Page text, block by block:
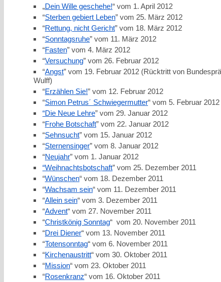
„Dein Wille geschehe!“ vom 1. April 2012
“Sterben gebiert Leben” vom 25. März 2012
“Rettung, nicht Gericht” vom 18. März 2012
“Sonntagsruhe” vom 11. März 2012
“Fasten” vom 4. März 2012
“Versuchung” vom 26. Februar 2012
“Angst” vom 19. Februar 2012 (Rücktritt von
Wulff)
“Erzählen Sie!” vom 12. Februar 2012
“Simon Petrus´ Schwiegermutter“ vom 5. Februar 2012
“Die Neue Lehre” vom 29. Januar 2012
“Frohe Botschaft” vom 22. Januar 2012
“Sehnsucht” vom 15. Januar 2012
“Sternensinger” vom 8. Januar 2012
“Neujahr” vom 1. Januar 2012
“Weihnachtsbotschaft” vom 25. Dezember 2011
“Wünschen“ vom 18. Dezember 2011
“Wachsam sein“ vom 11. Dezember 2011
“Allein sein“ vom 3. Dezember 2011
“Advent“ vom 27. November 2011
“Christkönig Sonntag“ vom 20. November 2011
“Drei Diener“ vom 13. November 2011
“Totensonntag“ vom 6. November 2011
“Kirchenaustritt“ vom 30. Oktober 2011
“Mission“ vom 23. Oktober 2011
“Rosenkranz“ vom 16. Oktober 2011